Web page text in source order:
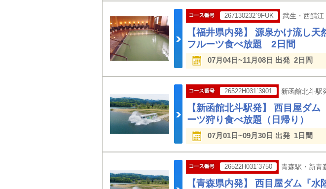
267130232`9FUK 武生・西鯖
【福井県内発】 源泉かけ流し
フルーツ食べ放題 2日間
07月04日~11月08日 出発 2日間
26522H031`3901 新函館北斗駅
【新函館北斗駅発】 西目屋ダ
ーツ狩り食べ放題（日帰り）
07月01日~09月30日 出発 1日間
26522H031`3750 青森駅・新青
【青森県内発】 西目屋ダム『